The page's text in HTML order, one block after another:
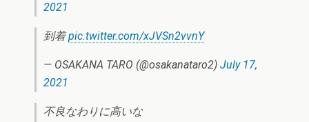
2021
到着pic.twitter.com/xJVSn2vvnY
— OSAKANA TARO (@osakanataro2) July 17,
2021
不良なわりに高いな